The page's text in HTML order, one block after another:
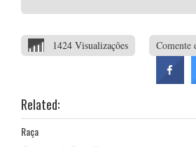
1424 Visualizações Comente
Related:
Raça